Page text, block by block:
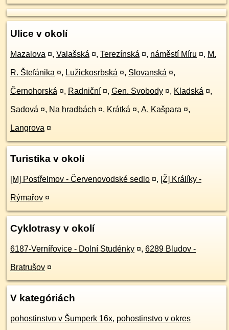
Ulice v okolí
Mazalova ¤, Valašská ¤, Terezínská ¤, náměstí Míru ¤, M.
R. Štefánika ¤, Lužickosrbská ¤, Slovanská ¤,
Černohorská ¤, Radniční ¤, Gen. Svobody ¤, Kladská ¤,
Sadová ¤, Na hradbách ¤, Krátká ¤, A. Kašpara ¤,
Langrova ¤
Turistika v okolí
[M] Postřelmov - Červenovodské sedlo ¤, [Ž] Králíky -
Rýmařov ¤
Cyklotrasy v okolí
6187-Vernířovice - Dolní Studénky ¤, 6289 Bludov -
Bratrušov ¤
V kategóriách
pohostinstvo v Šumperk 16x, pohostinstvo v okres